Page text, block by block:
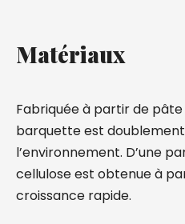
Matériaux
Fabriquée à partir de
barquette est
l’environnement. D’une
cellulose est obtenue à
croissance rapide.